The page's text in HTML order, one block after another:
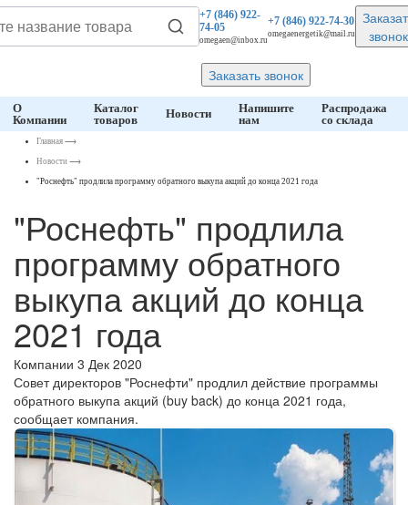
+7 (846)922-
74-05
omegaen@inbox.ru
+7 (846)922-74-30
omegaenergetik@mail.ru
звонок
Заказать звонок
О
Компании
Каталог
товаров
Новости
Напишите
нам
Распродажа
со склада
Главная ⟶
Новости ⟶
"Роснефть" продлила программу обратного выкупа акций до конца 2021 года
"Роснефть" продлила
программу обратного
выкупа акций до конца
2021 года
Компании 3 Дек 2020
Совет директоров "Роснефти" продлил действие программы
обратного выкупа акций (buy back) до конца 2021 года,
сообщает компания.